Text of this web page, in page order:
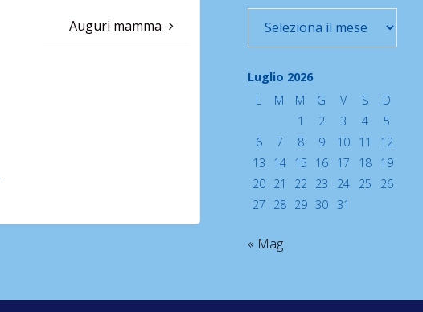
Auguri mamma
Archivio
Luglio 2026
L
M M G V S
D
1
2 3 4
5
6
7 8 9 10 11
12
13
14 15 16 17 18
19
20
21 22 23 24 25
26
27
28 29 30 31
« Mag